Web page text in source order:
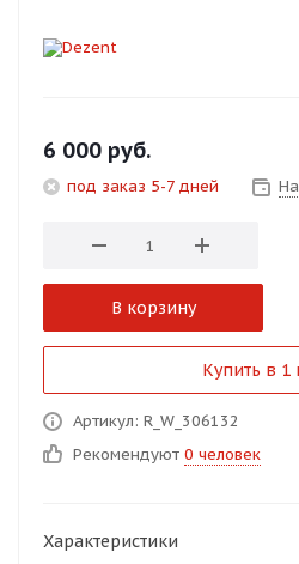
6 000 руб.
под заказ 5-7 дней
В корзину
Купить в 1
Артикул: R_W_306132
Рекомендуют 0 человек
Характеристики
Оставшиеся
% будут
% каждые 2 недели
об оплате Плайтом